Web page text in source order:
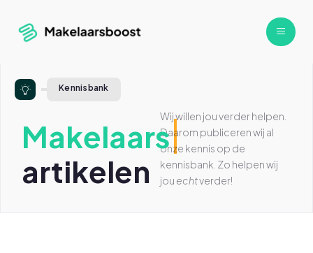
Kennisbank
Makelaars
artikelen
Wij willen jou verder helpen.
Daarom publiceren wij al
onze kennis op de
kennisbank. Zo helpen wij
jou echtverder!